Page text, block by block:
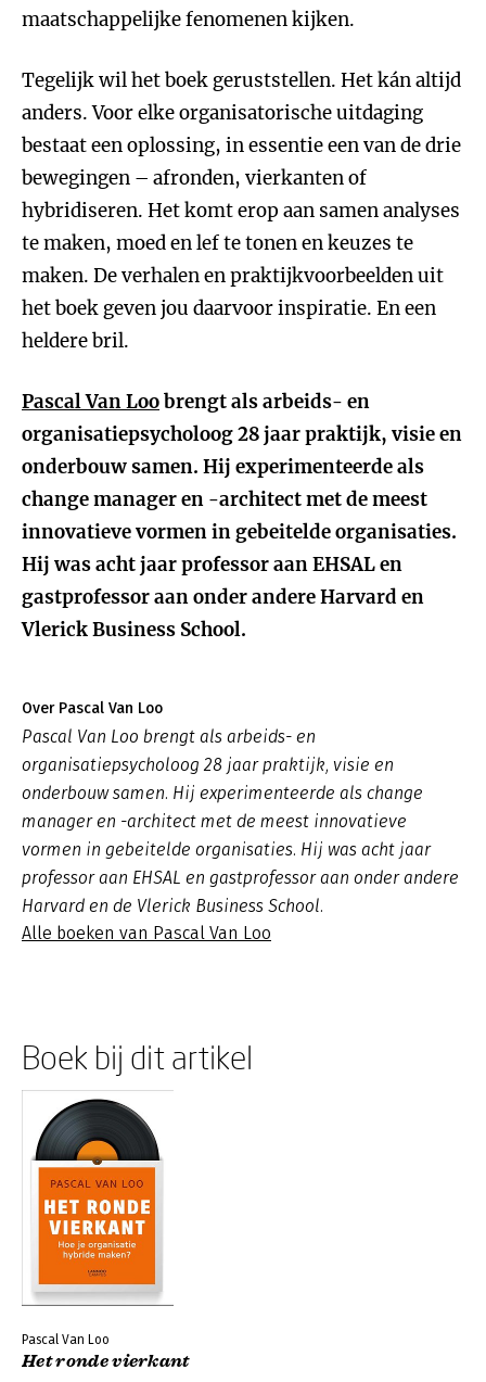
maatschappelijke fenomenen kijken.
Tegelijk wil het boek geruststellen. Het kán altijd
anders. Voor elke organisatorische uitdaging
bestaat een oplossing, in essentie een van de drie
bewegingen – afronden, vierkanten of
hybridiseren. Het komt erop aan samen analyses
te maken, moed en lef te tonen en keuzes te
maken. De verhalen en praktijkvoorbeelden uit
het boek geven jou daarvoor inspiratie. En een
heldere bril.
Pascal Van Loobrengt als arbeids- en
organisatiepsycholoog 28 jaar praktijk, visie en
onderbouw samen. Hij experimenteerde als
change manager en -architect met de meest
innovatieve vormen in gebeitelde organisaties.
Hij was acht jaar professor aan EHSAL en
gastprofessor aan onder andere Harvard en
Vlerick Business School.
Over Pascal Van Loo
Pascal Van Loo brengt als arbeids- en
organisatiepsycholoog 28 jaar praktijk, visie en
onderbouw samen. Hij experimenteerde als change
manager en -architect met de meest innovatieve
vormen in gebeitelde organisaties. Hij was acht jaar
professor aan EHSAL en gastprofessor aan onder andere
Harvard en de Vlerick Business School.
Alle boeken van Pascal Van Loo
Boek bij dit artikel
Pascal Van Loo
Het ronde vierkant